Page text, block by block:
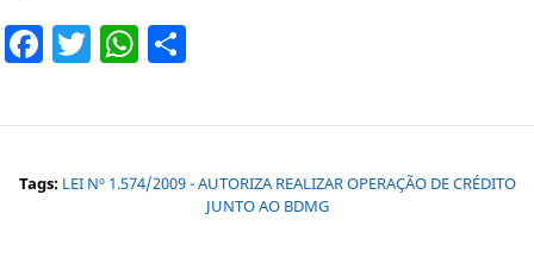
Facebook
TwitterWhatsApp
Tags: LEI Nº 1.574/2009 - AUTORIZA REALIZAR OPERAÇÃO DE CRÉDITO
JUNTO AO BDMG